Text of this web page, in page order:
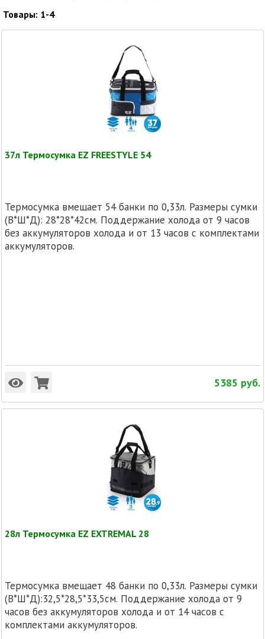
Товары: 1-4
37л Термосумка EZ FREESTYLE 54
Термосумка вмещает 54 банки по 0,33л. Размеры сумки
(В*Ш*Д): 28*28*42см. Поддержание холода от 9 часов
без аккумуляторов холода и от 13 часов с комплектами
аккумуляторов.
5385 руб.
28л Термосумка EZ EXTREMAL 28
Термосумка вмещает 48 банки по 0,33л. Размеры сумки
(В*Ш*Д):32,5*28,5*33,5см. Поддержание холода от 9
часов без аккумуляторов холода и от 14 часов с
комплектами аккумуляторов.